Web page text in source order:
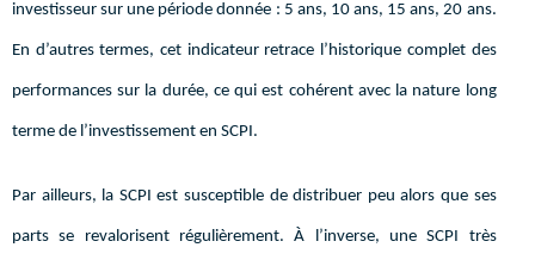
investisseur sur une période donnée : 5 ans, 10 ans, 15 ans, 20 ans.
En d’autres termes, cet indicateur retrace l’historique complet des
performances sur la durée, ce qui est cohérent avec la nature long
terme de l’investissement en SCPI.
Par ailleurs, la SCPI est susceptible de distribuer peu alors que ses
parts se revalorisent régulièrement. À l’inverse, une SCPI très